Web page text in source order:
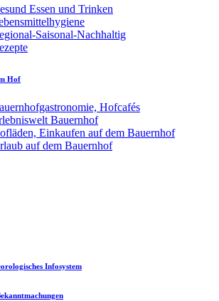
Essen und Trinken
Saisonal-Nachhaltig
Hof
Hofcafés
Bauernhof
Einkaufen auf dem Bauernhof
auf dem Bauernhof
Infosystem